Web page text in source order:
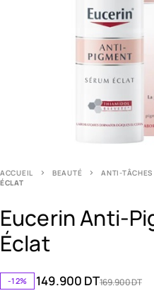
ACCUEIL BEAUTÉ ANTI-TÂCHES
ÉCLAT
Eucerin Anti-
Éclat
-12% 169.900DT
149.900 DT